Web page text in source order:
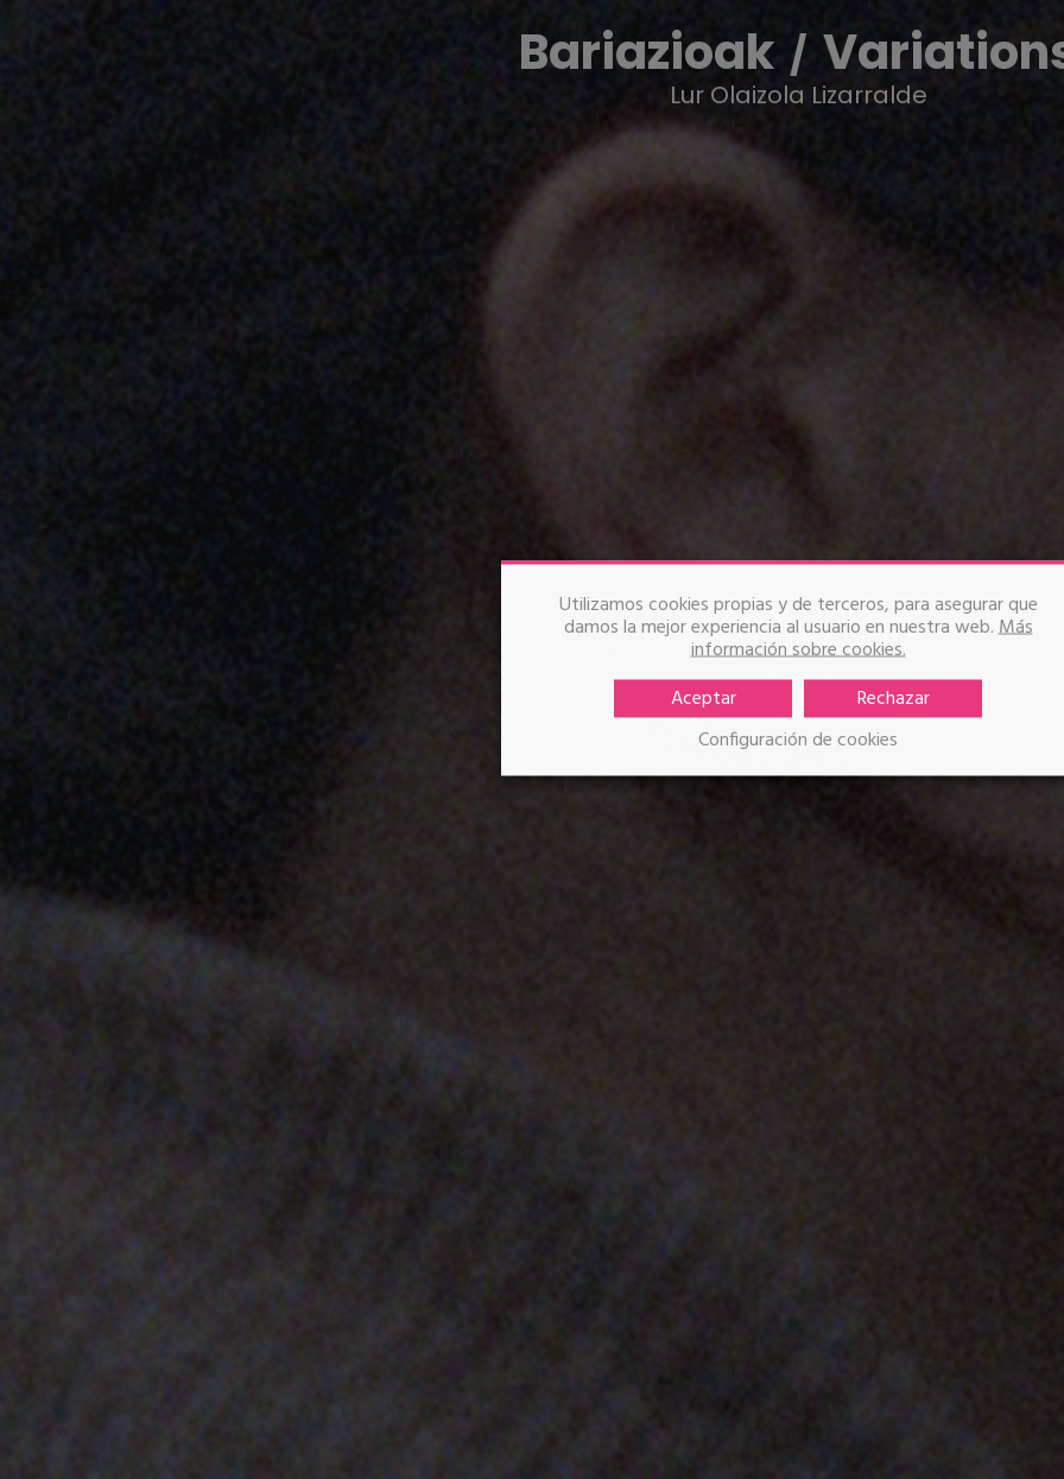
Bariazioak
Lur Olaizola Lizarralde
Utilizamos cookies propias y de terceros, para asegurar que
damos la mejor experiencia al usuario en nuestra web.Más
información sobre cookies.
Aceptar
Rechazar
Configuración de cookies